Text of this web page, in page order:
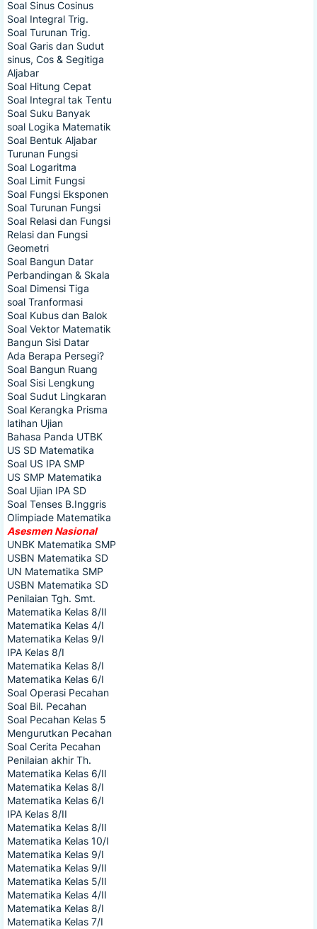
Soal Sinus Cosinus
Soal Integral Trig.
Soal Turunan Trig.
Soal Garis dan Sudut
sinus, Cos & Segitiga
Aljabar
Soal Hitung Cepat
Soal Integral tak Tentu
Soal Suku Banyak
soal Logika Matematik
Soal Bentuk Aljabar
Turunan Fungsi
Soal Logaritma
Soal Limit Fungsi
Soal Fungsi Eksponen
Soal Turunan Fungsi
Soal Relasi dan Fungsi
Relasi dan Fungsi
Geometri
Soal Bangun Datar
Perbandingan & Skala
Soal Dimensi Tiga
soal Tranformasi
Soal Kubus dan Balok
Soal Vektor Matematik
Bangun Sisi Datar
Ada Berapa Persegi?
Soal Bangun Ruang
Soal Sisi Lengkung
Soal Sudut Lingkaran
Soal Kerangka Prisma
latihan Ujian
Bahasa Panda UTBK
US SD Matematika
Soal US IPA SMP
US SMP Matematika
Soal Ujian IPA SD
Soal Tenses B.Inggris
Olimpiade Matematika
Asesmen Nasional
UNBK Matematika SMP
USBN Matematika SD
UN Matematika SMP
USBN Matematika SD
Penilaian Tgh. Smt.
Matematika Kelas 8/II
Matematika Kelas 4/I
Matematika Kelas 9/I
IPA Kelas 8/I
Matematika Kelas 8/I
Matematika Kelas 6/I
Soal Operasi Pecahan
Soal Bil. Pecahan
Soal Pecahan Kelas 5
Mengurutkan Pecahan
Soal Cerita Pecahan
Penilaian akhir Th.
Matematika Kelas 6/II
Matematika Kelas 8/I
Matematika Kelas 6/I
IPA Kelas 8/II
Matematika Kelas 8/II
Matematika Kelas 10/I
Matematika Kelas 9/I
Matematika Kelas 9/II
Matematika Kelas 5/II
Matematika Kelas 4/II
Matematika Kelas 8/I
Matematika Kelas 7/I